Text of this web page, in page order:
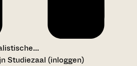
Studiezaal (inloggen)